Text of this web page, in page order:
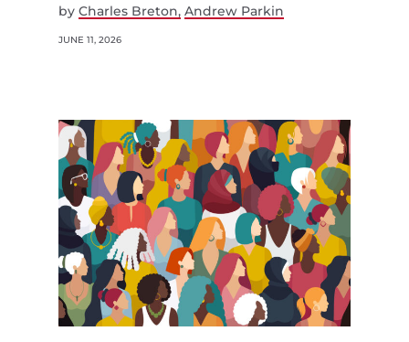
by Charles Breton Andrew Parkin
JUNE 11, 2026